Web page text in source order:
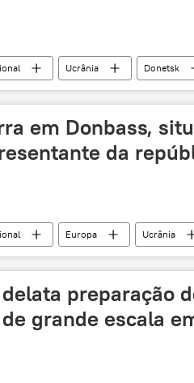
Ucrânia
Donetsk
Grad S-300 Buk
em Donbass,
da
Europa Ucrânia
Milícia Popular de Donetsk
preparação
grande escala